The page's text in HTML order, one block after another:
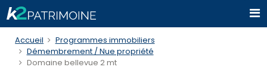
Accueil
Programmes immobiliers
Démembrement / Nue propriété
Domaine bellevue 2 mt